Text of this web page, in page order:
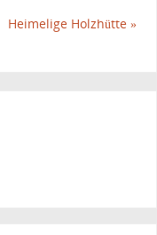
Heimelige Holzhütte»